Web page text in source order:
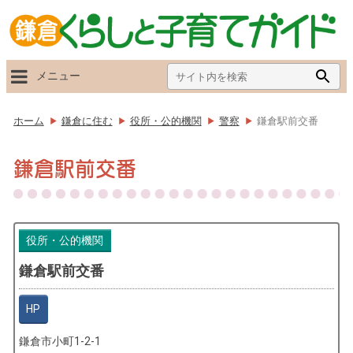
Search
for:
メニュー
ホーム 鎌倉に住む 役所・公的機関 警察 鎌倉駅前交番
鎌倉駅前交番
役所・公的機関
鎌倉駅前交番
HP
鎌倉市小町1-2-1